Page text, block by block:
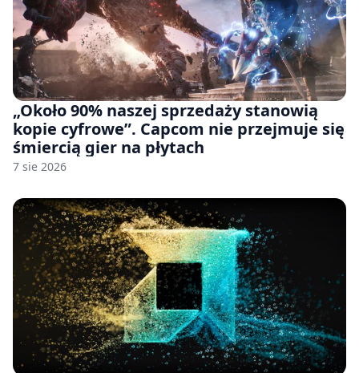
„Około 90% naszej sprzedaży stanowią
kopie cyfrowe”. Capcom nie przejmuje się
śmiercią gier na płytach
7 sie 2026